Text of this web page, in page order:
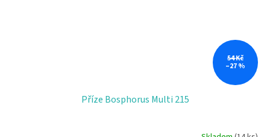
54 Kč
–27 %
Příze Bosphorus Multi 215